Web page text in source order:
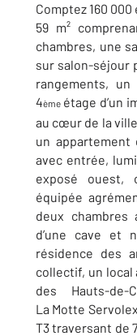
Comptez 160
59 m²
chambres, une
sur salon-séjour
rangements,
4ème étage d’un
au cœur de la
un appartement
avec entrée,
exposé ouest,
équipée
deux chambres
d’une cave et
résidence des
collectif, un local
des Hauts-de-
La Motte
T3 traversant de